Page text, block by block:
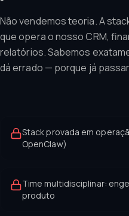
Não vendemos teoria. A
que opera o nosso CRM,
relatórios. Sabemos
dá errado — porque já
Stack provada em
OpenClaw)
Time multidisciplinar:
produto